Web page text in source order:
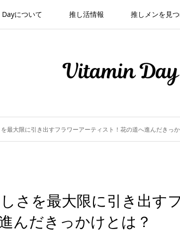
について 推し活情報 推しメンを見
を最大限に引き出すフラワーアーティスト！花の道へ進んだきっ
さを最大限に引き出す
んだきっかけとは？